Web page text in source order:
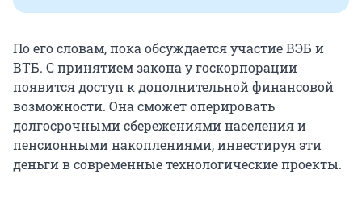
По его словам, пока обсуждается участие ВЭБ и
ВТБ. С принятием закона у госкорпорации
появится доступ к дополнительной финансовой
возможности. Она сможет оперировать
долгосрочными сбережениями населения и
пенсионными накоплениями, инвестируя эти
деньги в современные технологические проекты.